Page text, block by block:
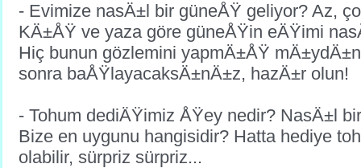
- Evimize nasÄ±l bir güneÅŸ geliyor? Az,
KÄ±ÅŸ ve yaza göre güneÅŸin eÄŸimi
Hiç bunun gözlemini yapmÄ±ÅŸ
sonra baÅŸlayacaksÄ±nÄ±z, hazÄ±r olun!
- Tohum dediÄŸimiz ÅŸey nedir? NasÄ±l
Bize en uygunu hangisidir? Hatta hediye
olabilir, sürpriz sürpriz...